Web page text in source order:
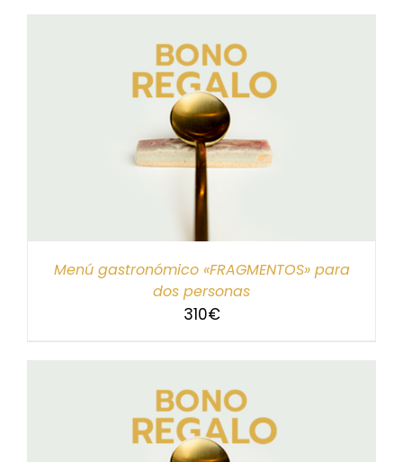
Menú gastronómico «FRAGMENTOS» para
dos personas
310€